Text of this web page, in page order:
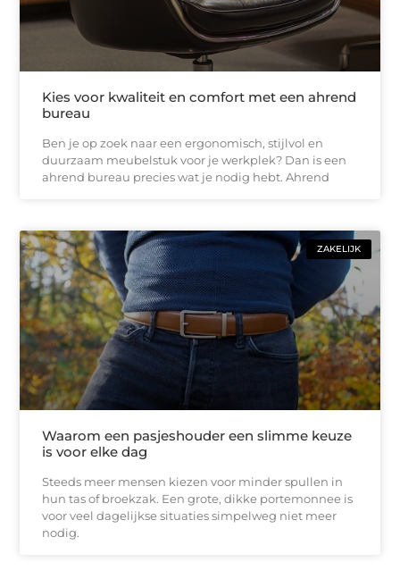
Kies voor kwaliteit en comfort met een ahrend
bureau
Ben je op zoek naar een ergonomisch, stijlvol en
duurzaam meubelstuk voor je werkplek? Dan is een
ahrend bureau precies wat je nodig hebt. Ahrend
ZAKELIJK
Waarom een pasjeshouder een slimme keuze
is voor elke dag
Steeds meer mensen kiezen voor minder spullen in
hun tas of broekzak. Een grote, dikke portemonnee is
voor veel dagelijkse situaties simpelweg niet meer
nodig.